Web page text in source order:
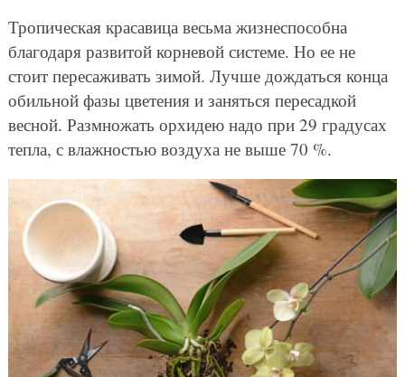
Тропическая красавица весьма жизнеспособна
благодаря развитой корневой системе. Но ее не
стоит пересаживать зимой. Лучше дождаться конца
обильной фазы цветения и заняться пересадкой
весной. Размножать орхидею надо при 29 градусах
тепла, с влажностью воздуха не выше 70 %.